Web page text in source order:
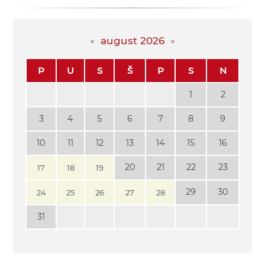
august 2026
P U S Š P S N
1 2
3 4 5 6 7 8 9
10 11 12 13 14 15 16
17 18 19 20 21 22 23
24 25 26 27 28 29 30
31